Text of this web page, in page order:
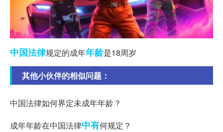
中国法律规定的成年年龄是18周岁
其他小伙伴的相似问题：
中国法律如何界定未成年年龄？
成年年龄在中国法律中有何规定？